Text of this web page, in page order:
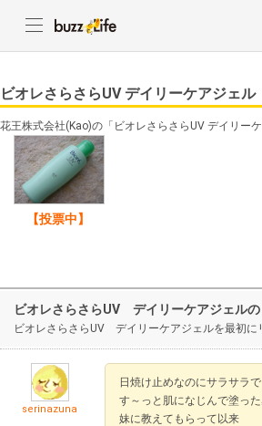
ビオレさらさらUV デイリーケアジェル
花王株式会社(Kao)の「ビオレさらさらUV デイリー
【投票中】
ビオレさらさらUV デイリーケアジェルの
ビオレさらさらUV デイリーケアジェルを最初に
serinazuna
日焼け止めなのにサラサラで
す～っと肌になじんで塗っ
妹に教えてもらって以来